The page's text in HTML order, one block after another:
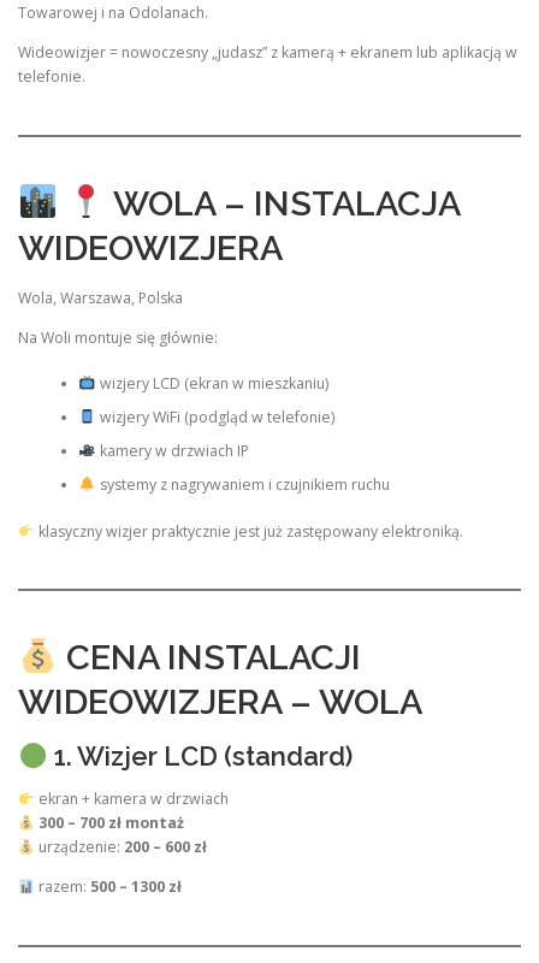
Towarowej i na Odolanach.
Wideowizjer = nowoczesny „judasz” z kamerą + ekranem lub aplikacją w
telefonie.
WOLA – INSTALACJA
WIDEOWIZJERA
Wola, Warszawa, Polska
Na Woli montuje się głównie:
wizjery LCD (ekran w mieszkaniu)
wizjery WiFi (podgląd w telefonie)
kamery w drzwiach IP
systemy z nagrywaniem i czujnikiem ruchu
klasyczny wizjer praktycznie jest już zastępowany elektroniką.
CENA INSTALACJI
WIDEOWIZJERA – WOLA
1. Wizjer LCD (standard)
ekran + kamera w drzwiach
300 – 700 zł montaż
urządzenie: 200 – 600 zł
razem: 500 – 1300 zł